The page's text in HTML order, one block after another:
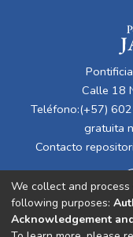
Calle 18
Teléfono:(+57)
gratuita
Contacto
We collect and
following purposes:
Acknowledgement